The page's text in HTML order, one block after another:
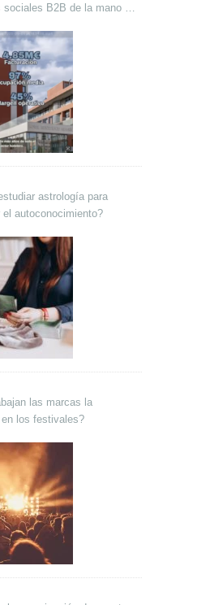
sociales B2B de la mano de
astrología para
el autoconocimiento?
las marcas la
en los festivales?